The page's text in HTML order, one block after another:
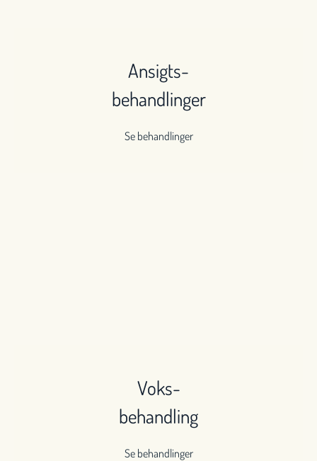
Ansigts-
behandlinger
Se behandlinger
Voks-
behandling
Se behandlinger